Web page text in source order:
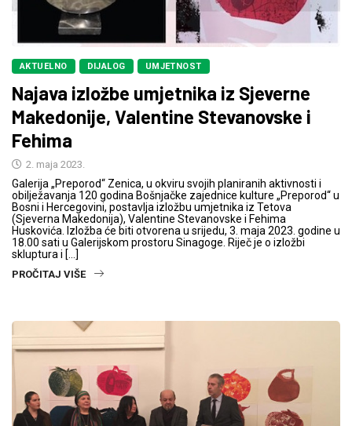
AKTUELNO DIJALOG UMJETNOST
Najava izložbe umjetnika iz Sjeverne
Makedonije, Valentine Stevanovske i
Fehima
2. maja 2023.
Galerija „Preporod“ Zenica, u okviru svojih planiranih aktivnosti i
obilježavanja 120 godina Bošnjačke zajednice kulture „Preporod“ u
Bosni i Hercegovini, postavlja izložbu umjetnika iz Tetova
(Sjeverna Makedonija), Valentine Stevanovske i Fehima
Huskovića. Izložba će biti otvorena u srijedu, 3. maja 2023. godine u
18.00 sati u Galerijskom prostoru Sinagoge. Riječ je o izložbi
skluptura i […]
PROČITAJ VIŠE